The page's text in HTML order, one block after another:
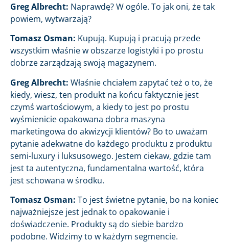
Greg Albrecht: Naprawdę? W ogóle. To jak oni, że tak
powiem, wytwarzają?
Tomasz Osman: Kupują. Kupują i pracują przede
wszystkim właśnie w obszarze logistyki i po prostu
dobrze zarządzają swoją magazynem.
Greg Albrecht: Właśnie chciałem zapytać też o to, że
kiedy, wiesz, ten produkt na końcu faktycznie jest
czymś wartościowym, a kiedy to jest po prostu
wyśmienicie opakowana dobra maszyna
marketingowa do akwizycji klientów? Bo to uważam
pytanie adekwatne do każdego produktu z produktu
semi-luxury i luksusowego. Jestem ciekaw, gdzie tam
jest ta autentyczna, fundamentalna wartość, która
jest schowana w środku.
Tomasz Osman: To jest świetne pytanie, bo na koniec
najważniejsze jest jednak to opakowanie i
doświadczenie. Produkty są do siebie bardzo
podobne. Widzimy to w każdym segmencie.